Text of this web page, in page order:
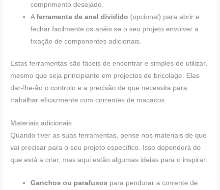
comprimento desejado.
Aferramenta de anel dividido (opcional) para abrir e
fechar facilmente os anéis se o seu projeto envolver a
fixação de componentes adicionais.
Estas ferramentas são fáceis de encontrar e simples de utilizar,
mesmo que seja principiante em projectos de bricolage. Elas
dar-lhe-ão o controlo e a precisão de que necessita para
trabalhar eficazmente com correntes de macacos.
Materiais adicionais
Quando tiver as suas ferramentas, pense nos materiais de que
vai precisar para o seu projeto específico. Isso dependerá do
que está a criar, mas aqui estão algumas ideias para o inspirar:
Ganchos ou parafusos para pendurar a corrente de